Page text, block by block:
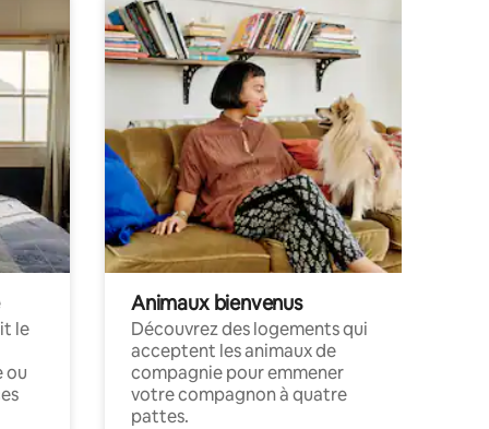
le
ou
Animaux bienvenus
Découvrez des logements qui
acceptent les animaux de
compagnie pour emmener
votre compagnon à quatre
pattes.